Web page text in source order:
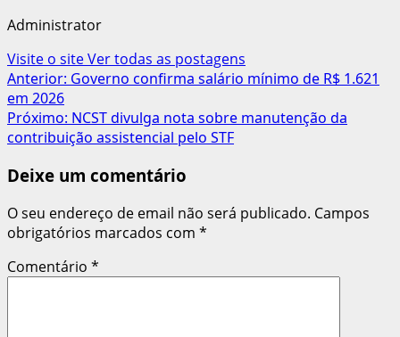
Administrator
Visite o siteVer todas as postagens
Navegação
de
artigos
Anterior: Governo confirma salário mínimo de R$ 1.621
em 2026
Próximo: NCST divulga nota sobre manutenção da
contribuição assistencial pelo STF
Deixe um comentário
O seu endereço de email não será publicado. Campos
obrigatórios marcados com *
Comentário *